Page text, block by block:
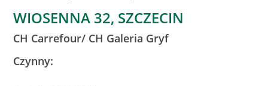
WIOSENNA 32, SZCZECIN
CH Carrefour/ CH Galeria Gryf
Czynny: